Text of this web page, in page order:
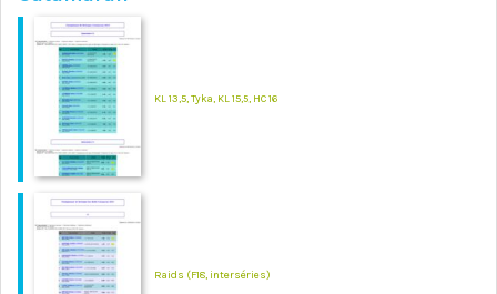
KL 13,5, Tyka, KL 15,5, HC 16
Raids (F18, interséries)